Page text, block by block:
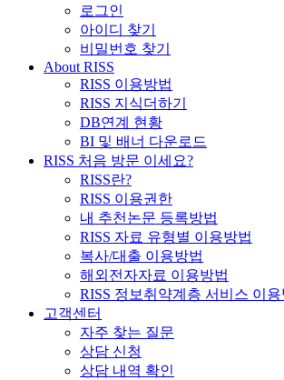
로그인
아이디 찾기
비밀번호 찾기
About RISS
RISS 이용방법
RISS 지식더하기
DB연계 현황
BI 및 배너 다운로드
RISS 처음 방문 이세요?
RISS란?
RISS 이용권한
내 추천논문 등록방법
RISS 자료 유형별 이용방법
복사/대출 이용방법
해외전자자료 이용방법
RISS 정보취약계층 서비스 이용
고객센터
자주 찾는 질문
상담 신청
상담 내역 확인